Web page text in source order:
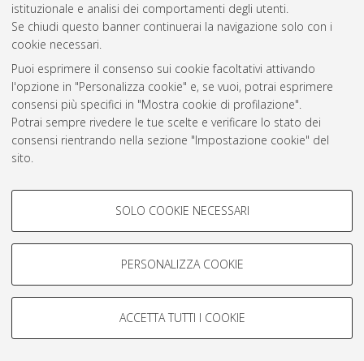
istituzionale e analisi dei comportamenti degli utenti.
Se chiudi questo banner continuerai la navigazione solo con i
cookie necessari.
Puoi esprimere il consenso sui cookie facoltativi attivando
l'opzione in "Personalizza cookie" e, se vuoi, potrai esprimere
consensi più specifici in "Mostra cookie di profilazione".
Potrai sempre rivedere le tue scelte e verificare lo stato dei
consensi rientrando nella sezione "Impostazione cookie" del
sito.
COOKIE DI PROFILAZIONE -
Si tratta di cookie utilizzati per analizzare le caratteristiche della
navigazione degli utenti, creare profili in base al loro comportamento
Mostra cookie di profilazione
COOKIE TECNICI - NECESSARI
SOLO COOKIE NECESSARI
PERSONALIZZA COOKIE
ACCETTA TUTTI I COOKIE
Rss 1.0
Rss 2.0
AMS Laurea
Servizio implementato e gestito da AlmaDL
Impostazioni Cookie
© ALMA MATER STUDIORUM - Università di Bologna, 2007-2026.